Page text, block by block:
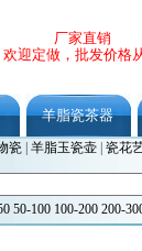
厂家直销
欢迎定做，批发价格
羊脂瓷茶器
瓷| 羊脂玉瓷壶| 瓷花
50-100 100-200 200-